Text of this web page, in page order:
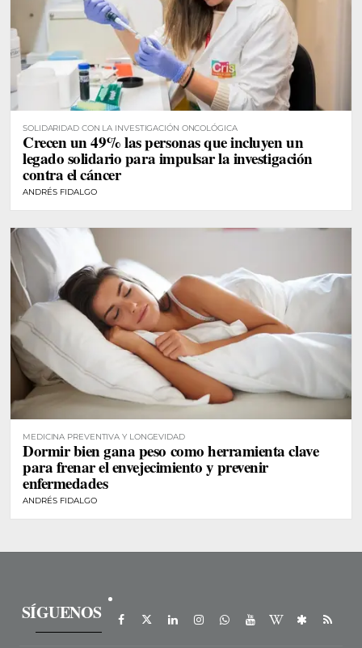
SOLIDARIDAD CON LA INVESTIGACIÓN ONCOLÓGICA
Crecen un 49% las personas que incluyen un
legado solidario para impulsar la investigación
contra el cáncer
ANDRÉS FIDALGO
MEDICINA PREVENTIVA Y LONGEVIDAD
Dormir bien gana peso como herramienta clave
para frenar el envejecimiento y prevenir
enfermedades
ANDRÉS FIDALGO
SÍGUENOS